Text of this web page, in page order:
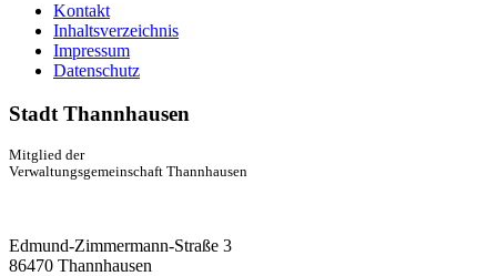
Kontakt
Inhaltsverzeichnis
Impressum
Datenschutz
Stadt Thannhausen
Mitglied der
Verwaltungsgemeinschaft Thannhausen
Edmund-Zimmermann-Straße 3
86470 Thannhausen